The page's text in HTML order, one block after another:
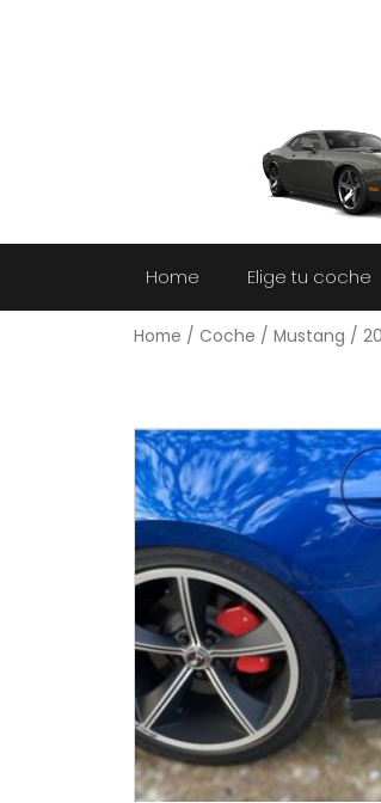
Home Elige tu coche
Home / Coche / Mustang /